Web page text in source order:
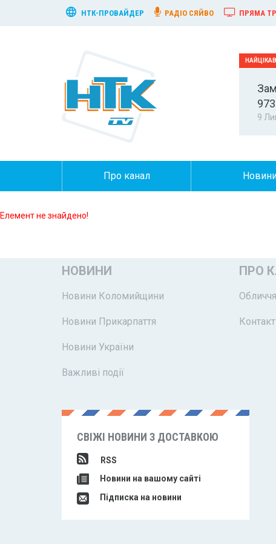
НТК-ПРОВАЙДЕР РАДІО СЯЙВО ПРЯМА
9
Про канал
Елемент не знайдено!
НОВИНИ
Новини Коломийщини
Новини Прикарпаття
Новини України
Важливі події
ПРО
СВІЖІ НОВИНИ З ДОСТАВКОЮ
RSS
Новини на вашому сайті
Підписка на новини